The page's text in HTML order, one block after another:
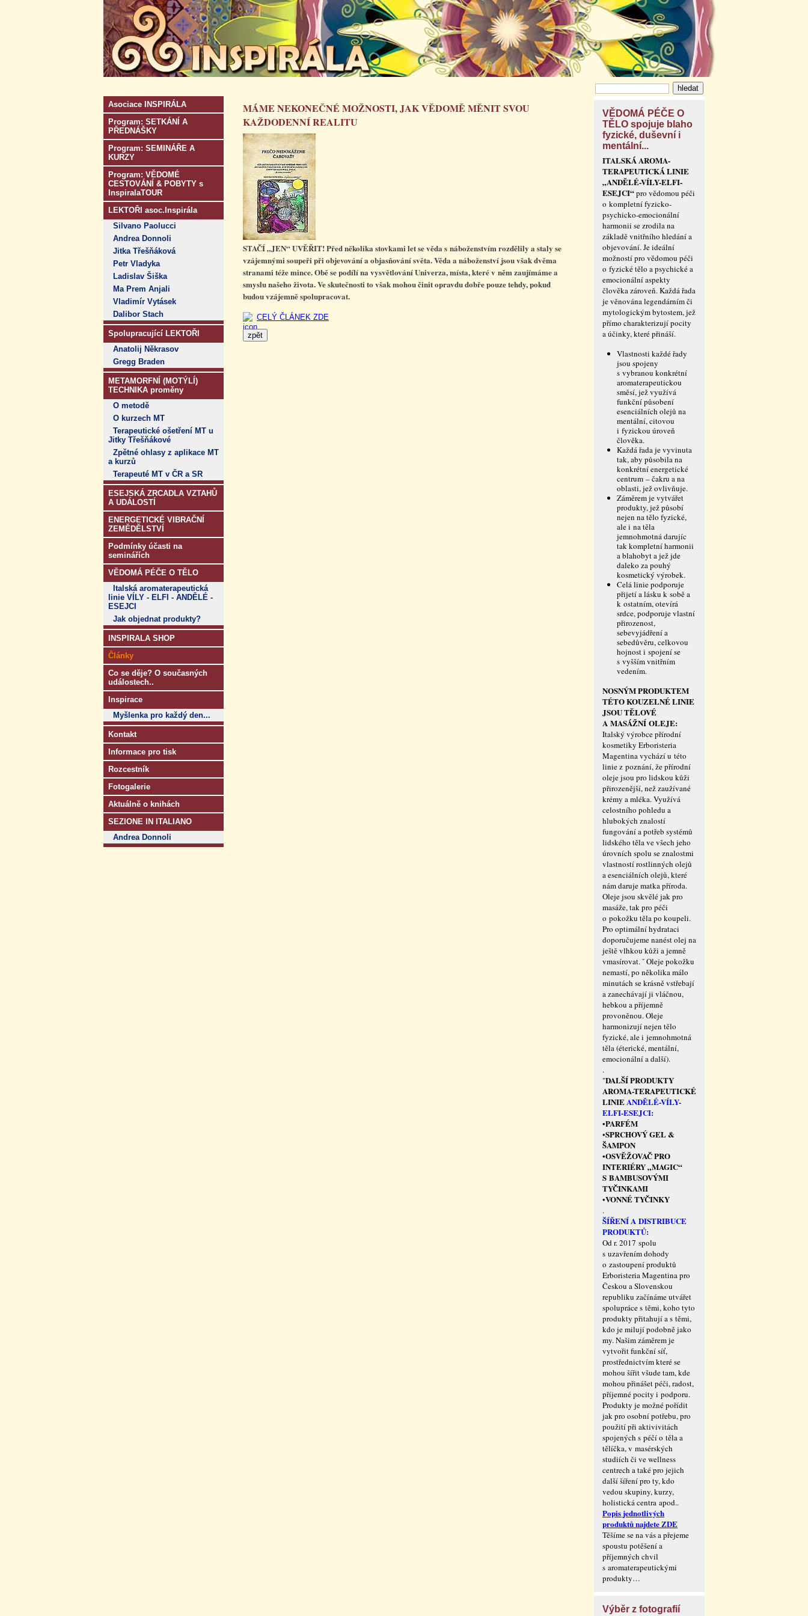
Asociace INSPIRÁLA
Program: SETKÁNÍ A
PŘEDNÁŠKY
Program: SEMINÁŘE A
KURZY
Program: VĚDOMÉ
CESTOVÁNÍ & POBYTY s
InspiralaTOUR
LEKTOŘI asoc.Inspirála
Silvano Paolucci
Andrea Donnoli
Jitka Třešňáková
Petr Vladyka
Ladislav Šiška
Ma Prem Anjali
Vladimír Vytásek
Dalibor Stach
Spolupracující LEKTOŘI
Anatolij Někrasov
Gregg Braden
METAMORFNÍ (MOTÝLÍ)
TECHNIKA proměny
O metodě
O kurzech MT
Terapeutické ošetření MT u
Jitky Třešňákové
Zpětné ohlasy z aplikace MT
a kurzů
Terapeuté MT v ČR a SR
ESEJSKÁ ZRCADLA VZTAHŮ
A UDÁLOSTÍ
ENERGETICKÉ VIBRAČNÍ
ZEMĚDĚLSTVÍ
Podmínky účasti na
seminářích
VĚDOMÁ PÉČE O TĚLO
Italská aromaterapeutická
linie VÍLY - ELFI - ANDĚLÉ -
ESEJCI
Jak objednat produkty?
INSPIRALA SHOP
Články
Co se děje? O současných
událostech..
Inspirace
Myšlenka pro každý den...
Kontakt
Informace pro tisk
Rozcestník
Fotogalerie
Aktuálně o knihách
SEZIONE IN ITALIANO
Andrea Donnoli
MÁME NEKONEČNÉ MOŽNOSTI, JAK VĚDOMĚ MĚNIT SVOU
KAŽDODENNÍ REALITU
STAČÍ „JEN“ UVĚŘIT!Před několika stovkami let se věda s náboženstvím rozdělily a staly se
vzájemnými soupeři při objevování a objasňování světa. Věda a náboženství jsou však dvěma
stranami téže mince. Obě se podílí na vysvětlování Univerza, místa, které v něm zaujímáme a
smyslu našeho života. Ve skutečnosti to však mohou činit opravdu dobře pouze tehdy, pokud
budou vzájemně spolupracovat.
CELÝ ČLÁNEK ZDE
VĚDOMÁ PÉČE O
TĚLO spojuje blaho
fyzické, duševní i
mentální...
ITALSKÁ AROMA-
TERAPEUTICKÁ LINIE
„ANDĚLÉ-VÍLY-ELFI-
ESEJCI“pro vědomou péči
o kompletní fyzicko-
psychicko-emocionální
harmonii se zrodila na
základě vnitřního hledání a
objevování. Je ideální
možností pro vědomou péči
o fyzické tělo a psychické a
emocionální aspekty
člověka zároveň. Každá řada
je věnována legendárním či
mytologickým bytostem, jež
přímo charakterizují pocity
a účinky, které přináší.
Vlastnosti každé řady
jsou spojeny
s vybranou konkrétní
aromaterapeutickou
směsí, jež využívá
funkční působení
esenciálních olejů na
mentální, citovou
i fyzickou úroveň
člověka.
Každá řada je vyvinuta
tak, aby působila na
konkrétní energetické
centrum – čakru a na
oblasti, jež ovlivňuje.
Záměrem je vytvářet
produkty, jež působí
nejen na tělo fyzické,
ale i na těla
jemnohmotná darujíc
tak kompletní harmonii
a blahobyt a jež jde
daleko za pouhý
kosmetický výrobek.
Celá linie podporuje
přijetí a lásku k sobě a
k ostatním, otevírá
srdce, podporuje vlastní
přirozenost,
sebevyjádření a
sebedůvěru, celkovou
hojnost i spojení se
s vyšším vnitřním
vedením.
NOSNÝM PRODUKTEM
TÉTO KOUZELNÉ LINIE
JSOU TĚLOVÉ
A MASÁŽNÍ OLEJE:
Italský výrobce přírodní
kosmetiky Erboristeria
Magentina vychází u této
linie z poznání, že přírodní
oleje jsou pro lidskou kůži
přirozenější, než zaužívané
krémy a mléka. Využívá
celostního pohledu a
hlubokých znalostí
fungování a potřeb systémů
lidského těla ve všech jeho
úrovních spolu se znalostmi
vlastností rostlinných olejů
a esenciálních olejů, které
nám daruje matka příroda.
Oleje jsou skvělé jak pro
masáže, tak pro péči
o pokožku těla po koupeli.
Pro optimální hydrataci
doporučujeme nanést olej na
ještě vlhkou kůži a jemně
vmasírovat. ˇ Oleje pokožku
nemastí, po několika málo
minutách se krásně vstřebají
a zanechávají ji vláčnou,
hebkou a příjemně
provoněnou. Oleje
harmonizují nejen tělo
fyzické, ale i jemnohmotná
těla (éterické, mentální,
emocionální a další).
.
"DALŠÍ PRODUKTY
AROMA-TERAPEUTICKÉ
LINIEANDĚLÉ-VÍLY-
ELFI-ESEJCI:
•PARFÉM
•SPRCHOVÝ GEL &
ŠAMPON
•OSVĚŽOVAČ PRO
INTERIÉRY „MAGIC“
S BAMBUSOVÝMI
TYČINKAMI
•VONNÉ TYČINKY
.
ŠÍŘENÍ A DISTRIBUCE
PRODUKTŮ:
Od r. 2017 spolu
s uzavřením dohody
o zastoupení produktů
Erboristeria Magentina pro
Českou a Slovenskou
republiku začínáme utvářet
spolupráce s těmi, koho tyto
produkty přitahují a s těmi,
kdo je milují podobně jako
my. Našim záměrem je
vytvořit funkční síť,
prostřednictvím které se
mohou šířit všude tam, kde
mohou přinášet péči, radost,
příjemné pocity i podporu.
Produkty je možné pořídit
jak pro osobní potřebu, pro
použití při aktivivitách
spojených s péčí o těla a
tělíčka, v masérských
studiích či ve wellness
centrech a také pro jejich
další šíření pro ty, kdo
vedou skupiny, kurzy,
holistická centra apod..
Popis jednotlivých
produktů najdete ZDE
Těšíme se na vás a přejeme
spoustu potěšení a
příjemných chvil
s aromaterape­utickými
produkty…
Výběr z fotografií